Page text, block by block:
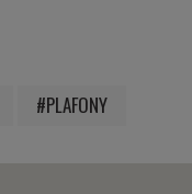
#PLAFONY